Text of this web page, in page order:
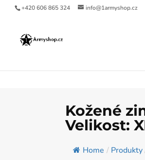
+420 606 865 324 info@1armyshop.cz
Kožené
Velikost:
Home / Produkty